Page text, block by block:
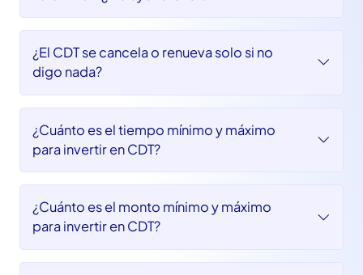
¿El valor que veo en la simulación es el
valor final? ¿Incluye retención?
¿El CDT se cancela o renueva solo si no
digo nada?
¿Cuánto es el tiempo mínimo y máximo